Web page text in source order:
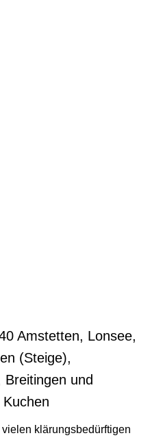
Amstetten, Lonsee,
(Steige),
und
klärungsbedürftigen